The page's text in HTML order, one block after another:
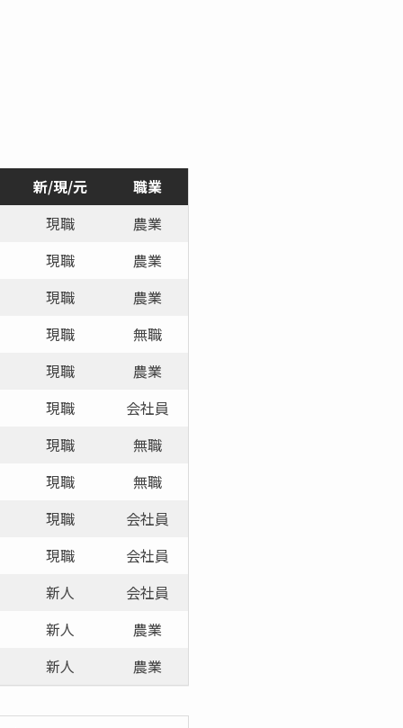
新/現/元
職業
現職
農業
現職
農業
現職
農業
現職
無職
現職
農業
現職
会社員
現職
無職
現職
無職
現職
会社員
現職
会社員
新人
会社員
新人
農業
新人 農業